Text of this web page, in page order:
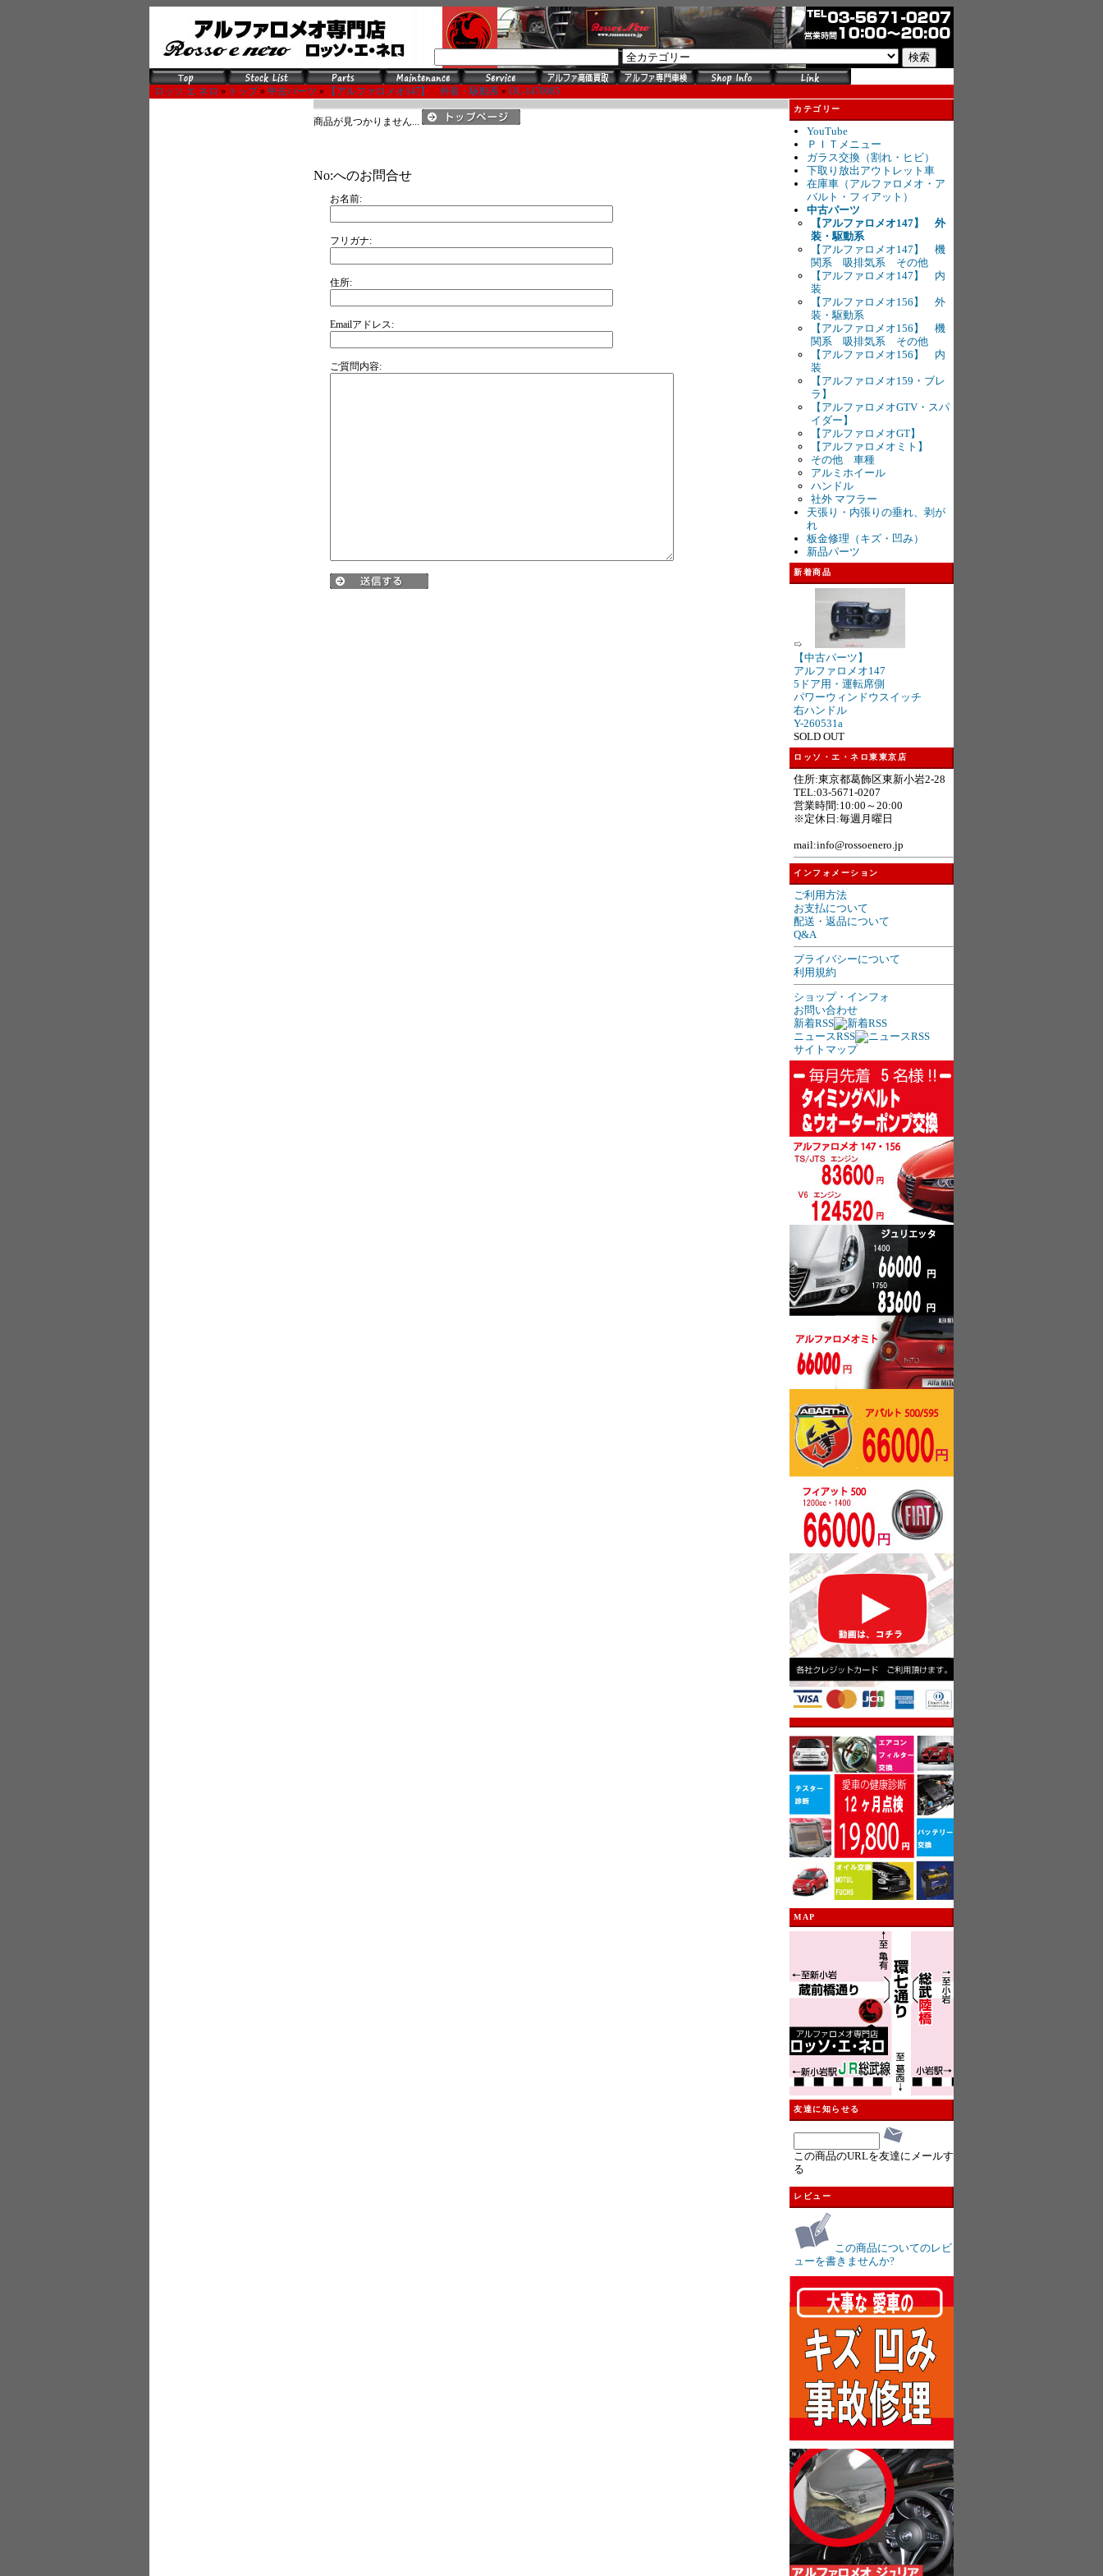
Search
ロッソ エ ネロ » トップ» 中古パーツ » 【アルファロメオ147】 外装・駆動系 » OL-1470085
商品が見つかりません...
No:へのお問合せ
お名前:
フリガナ:
住所:
Emailアドレス:
ご質問内容:
カテゴリー
YouTube
ＰＩＴメニュー
ガラス交換（割れ・ヒビ）
下取り放出アウトレット車
在庫車（アルファロメオ・ア
バルト・フィアット）
中古パーツ
【アルファロメオ147】 外
装・駆動系
【アルファロメオ147】 機
関系 吸排気系 その他
【アルファロメオ147】 内
装
【アルファロメオ156】 外
装・駆動系
【アルファロメオ156】 機
関系 吸排気系 その他
【アルファロメオ156】 内
装
【アルファロメオ159・ブレ
ラ】
【アルファロメオGTV・スパ
イダー】
【アルファロメオGT】
【アルファロメオミト】
その他 車種
アルミホイール
ハンドル
社外 マフラー
天張り・内張りの垂れ、剥が
れ
板金修理（キズ・凹み）
新品パーツ
新着商品
【中古パーツ】
アルファロメオ147
5ドア用・運転席側
パワーウィンドウスイッチ
右ハンドル
Y-260531a
SOLD OUT
ロッソ・エ・ネロ東東京店
住所:東京都葛飾区東新小岩2-28
TEL:03-5671-0207
営業時間:10:00～20:00
※定休日:毎週月曜日
mail:info@rossoenero.jp
インフォメーション
ご利用方法
お支払について
配送・返品について
Q&A
プライバシーについて
利用規約
ショップ・インフォ
お問い合わせ
新着RSS
ニュースRSS
サイトマップ
MAP
友達に知らせる
この商品のURLを友達にメールす
る
レビュー
この商品についてのレビ
ューを書きませんか?